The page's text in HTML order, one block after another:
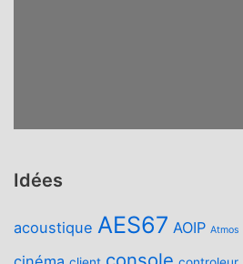
Idées
acoustique AES67 AOIP Atmos